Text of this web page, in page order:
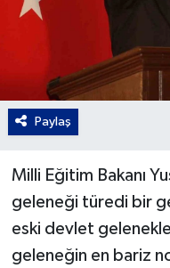
Paylaş
Milli Eğitim Bakanı
geleneği türedi bir
eski devlet
geleneğin en bariz